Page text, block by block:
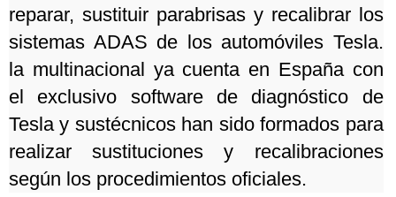
reparar, sustituir parabrisas y recalibrar los
sistemas ADAS de los automóviles Tesla.
la multinacional ya cuenta en España con
el exclusivo software de diagnóstico de
Tesla y sustécnicos han sido formados para
realizar sustituciones y recalibraciones
según los procedimientos oficiales.